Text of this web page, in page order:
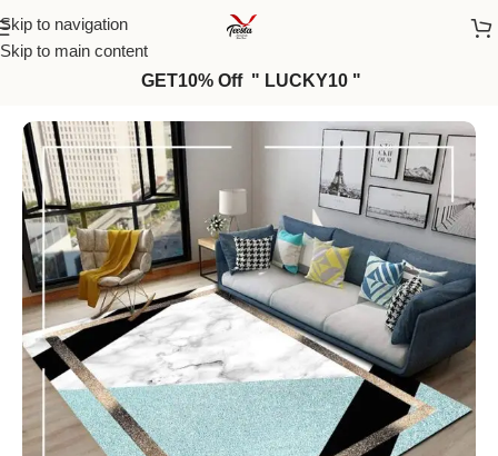
Skip to navigation
Skip to main content
GET10% Off " LUCKY10 "